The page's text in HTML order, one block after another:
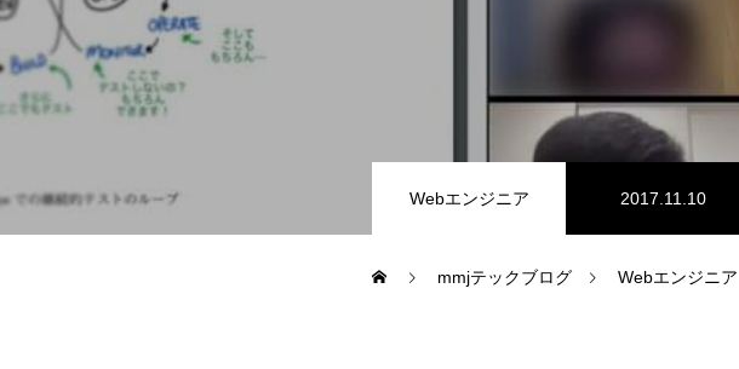
求人採用情報
フロントエンドエンジニア
Webエンジニア 2017.11.10
mmjテックブログ Webエンジニア